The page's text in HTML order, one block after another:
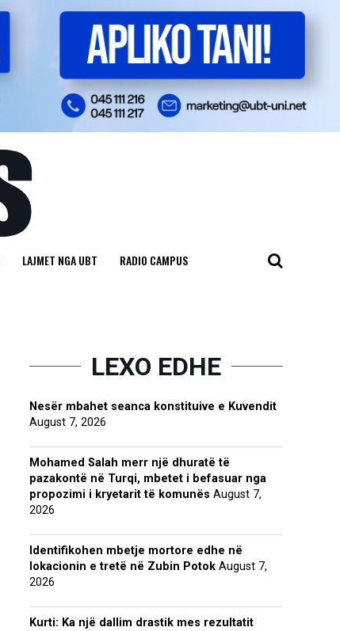
LAJMET NGA UBT RADIO CAMPUS
LEXO EDHE
Nesër mbahet seanca konstituive e Kuvendit
August 7, 2026
Mohamed Salah merr një dhuratë të
pazakontë në Turqi, mbetet i befasuar nga
propozimi i kryetarit të komunës August 7,
2026
Identifikohen mbetje mortore edhe në
lokacionin e tretë në Zubin Potok August 7,
2026
Kurti: Ka një dallim drastik mes rezultatit